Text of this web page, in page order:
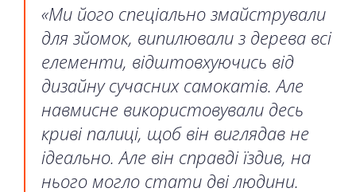
«Ми його спеціально змайстрували
для зйомок, випилювали з дерева всі
елементи, відштовхуючись від
дизайну сучасних самокатів. Але
навмисне використовували десь
криві палиці, щоб він виглядав не
ідеально. Але він справді їздив, на
нього могло стати дві людини.